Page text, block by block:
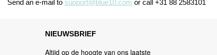
Send an e-mail to support@blue10.com or call +31 88 2583101
NIEUWSBRIEF
Altijd op de hoogte van ons laatste